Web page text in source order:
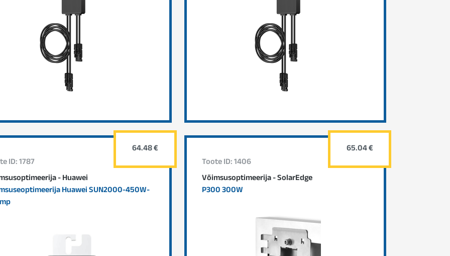
ID: 1787
- Huawei
Huawei SUN2000-450W-
64.48 €
Toote ID: 1406
Võimsusoptimeerija - SolarEdge
P300 300W
65.04 €